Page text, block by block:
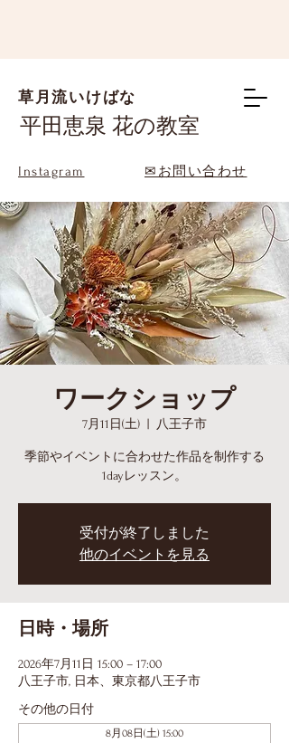
草月流いけばな
平田恵泉 花の教室
Instagram ✉お問い合わせ
ワークショップ
7月11日(土) 八王子市
季節やイベントに合わせた作品を制作する
1dayレッスン。
受付が終了しました
他のイベントを見る
日時・場所
2026年7月11日 15:00 – 17:00
八王子市, 日本、東京都八王子市
その他の日付
8月08日(土) 15:00